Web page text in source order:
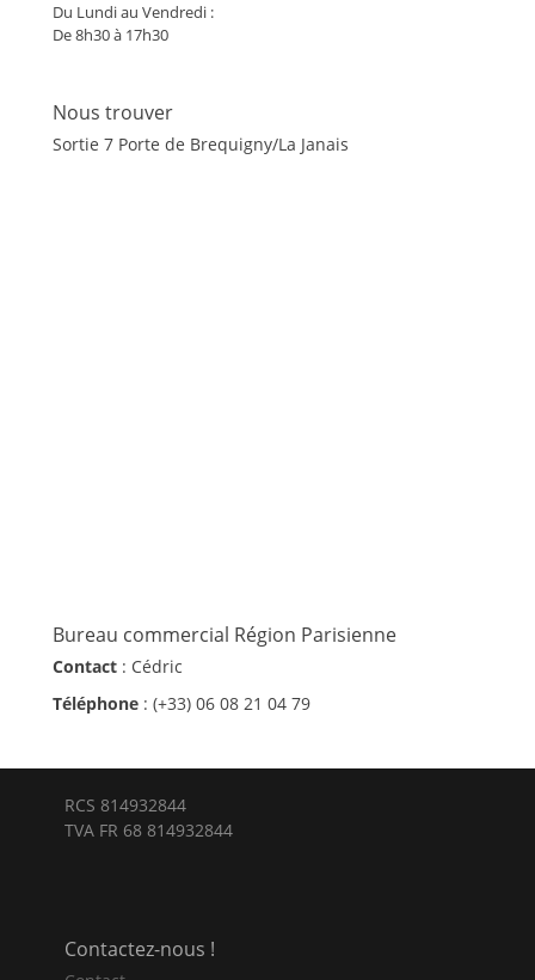
Du Lundi au Vendredi :
De 8h30 à 17h30
Nous trouver
Sortie 7 Porte de Brequigny/La Janais
Bureau commercial Région Parisienne
Contact : Cédric
Téléphone : (+33) 06 08 21 04 79
RCS 814932844
TVA FR 68 814932844
Contactez-nous !